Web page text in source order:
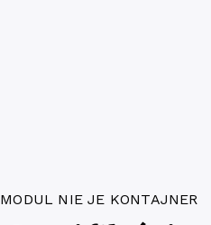
MODUL NIE JE KONTAJNER